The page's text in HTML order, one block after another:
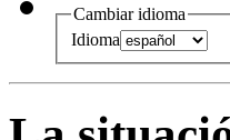
Cambiar idioma
Idioma